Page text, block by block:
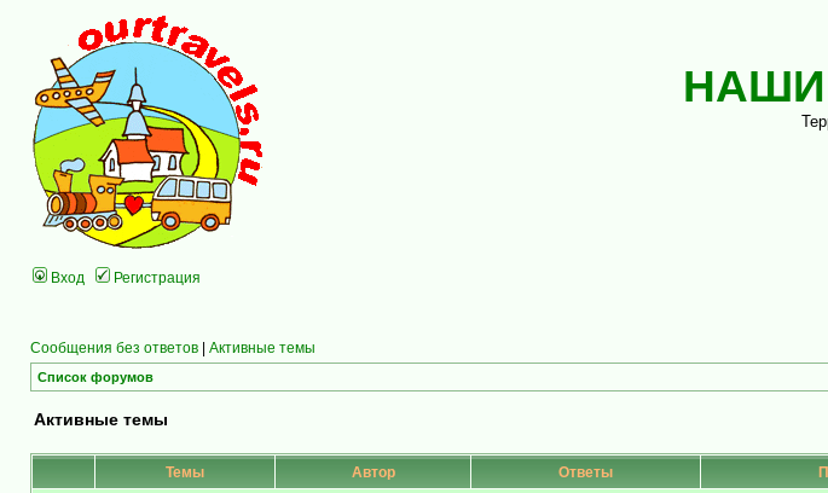
НАШИ
Вход Регистрация
Сообщения без ответов | Активные темы
Список форумов
Активные темы
Темы Автор Ответы